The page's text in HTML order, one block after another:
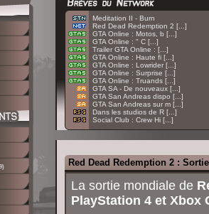
Meditation II - Burn
Red Dead Redemption 2 [...]
GTA Online : Motos, b [...]
GTA Online : " C [...]
Trailer GTA Online : [...]
GTA Online : Haute fi [...]
GTA Online : Lowrider [...]
GTA Online : Surprise [...]
GTA Online : Truands [...]
GTA SA - De nouveaux [...]
GTA San Andreas dispo [...]
GTA San Andreas sur m [...]
Dans les studios de R [...]
Social Club : Crew Hi [...]
Red Dead Redemption 2 :
La sortie mondiale de
PlayStation 4 et Xbox